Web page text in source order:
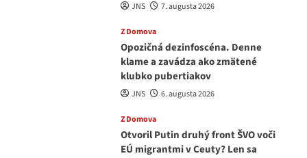
JNS 7. augusta 2026
Z Domova
Opozičná dezinfoscéna. Denne
klame a zavádza ako zmätené
klubko pubertiakov
JNS 6. augusta 2026
Z Domova
Otvoril Putin druhý front ŠVO voči
EÚ migrantmi v Ceuty? Len sa